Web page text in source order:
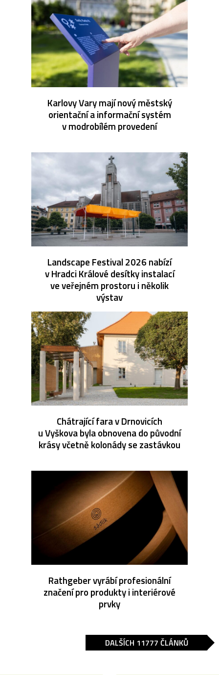
Karlovy Vary mají nový městský
orientační a informační systém
v modrobílém provedení
Landscape Festival 2026 nabízí
v Hradci Králové desítky instalací
ve veřejném prostoru i několik
výstav
Chátrající fara v Drnovicích
u Vyškova byla obnovena do původní
krásy včetně kolonády se zastávkou
Rathgeber vyrábí profesionální
značení pro produkty i interiérové
prvky
DALŠÍCH 11777 ČLÁNKŮ